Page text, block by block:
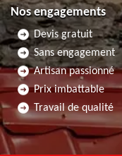
Nos engagements
Devis gratuit
Sans engagement
Artisan passionné
Prix imbattable
Travail de qualité